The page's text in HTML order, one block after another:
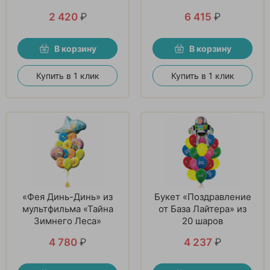
2 420 ₽
В корзину
Купить в 1 клик
6 415 ₽
В корзину
Купить в 1 клик
«Фея Динь-Динь» из
мультфильма «Тайна
Зимнего Леса»
4 780 ₽
Букет «Поздравление
от База Лайтера» из
20 шаров
4 237 ₽